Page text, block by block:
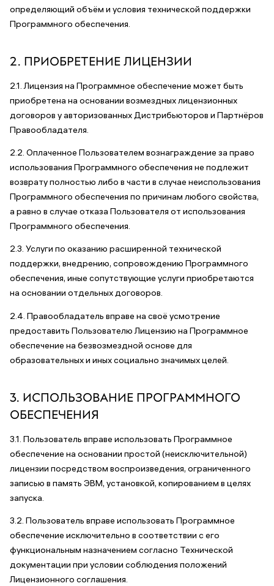
определяющий объём и условия технической поддержки
Программного обеспечения.
2. ПРИОБРЕТЕНИЕ ЛИЦЕНЗИИ
2.1. Лицензия на Программное обеспечение может быть
приобретена на основании возмездных лицензионных
договоров у авторизованных Дистрибьюторов и Партнёров
Правообладателя.
2.2. Оплаченное Пользователем вознаграждение за право
использования Программного обеспечения не подлежит
возврату полностью либо в части в случае неиспользования
Программного обеспечения по причинам любого свойства,
а равно в случае отказа Пользователя от использования
Программного обеспечения.
2.3. Услуги по оказанию расширенной технической
поддержки, внедрению, сопровождению Программного
обеспечения, иные сопутствующие услуги приобретаются
на основании отдельных договоров.
2.4. Правообладатель вправе на своё усмотрение
предоставить Пользователю Лицензию на Программное
обеспечение на безвозмездной основе для
образовательных и иных социально значимых целей.
3. ИСПОЛЬЗОВАНИЕ ПРОГРАММНОГО
ОБЕСПЕЧЕНИЯ
3.1. Пользователь вправе использовать Программное
обеспечение на основании простой (неисключительной)
лицензии посредством воспроизведения, ограниченного
записью в память ЭВМ, установкой, копированием в целях
запуска.
3.2. Пользователь вправе использовать Программное
обеспечение исключительно в соответствии с его
функциональным назначением согласно Технической
документации при условии соблюдения положений
Лицензионного соглашения.